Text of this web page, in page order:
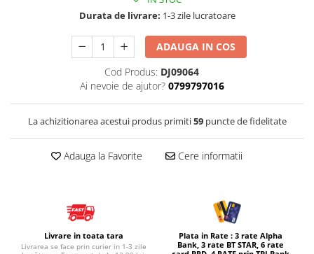
Micul explorator
Pictura, modelaj si accesorii
Tarcuri si corturi
Tarc joaca copii
Tarc joaca bebe
Tarc joaca cu bile
Corturi copii
Durata de livrare: 1-3 zile lucratoare
ADAUGA IN COS
Cod Produs: DJ09064
Ai nevoie de ajutor? 0799797016
La achizitionarea acestui produs primiti59puncte de fidelitate
Adauga la Favorite Cere informatii
Livrare in toata tara
Livrarea se face prin curier in 1-3 zile
Plata in Rate : 3 rate Alpha
Bank, 3 rate BT STAR, 6 rate